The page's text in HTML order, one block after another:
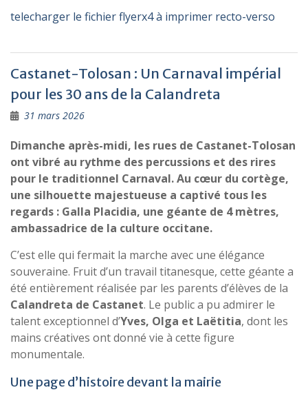
telecharger le fichier flyerx4 à imprimer recto-verso
Castanet-Tolosan : Un Carnaval impérial
pour les 30 ans de la Calandreta
31 mars 2026
Dimanche après-midi, les rues de Castanet-Tolosan
ont vibré au rythme des percussions et des rires
pour le traditionnel Carnaval. Au cœur du cortège,
une silhouette majestueuse a captivé tous les
regards : Galla Placidia, une géante de 4 mètres,
ambassadrice de la culture occitane.
C’est elle qui fermait la marche avec une élégance
souveraine. Fruit d’un travail titanesque, cette géante a
été entièrement réalisée par les parents d’élèves de la
Calandreta de Castanet. Le public a pu admirer le
talent exceptionnel d’Yves, Olga et Laëtitia, dont les
mains créatives ont donné vie à cette figure
monumentale.
Une page d’histoire devant la mairie